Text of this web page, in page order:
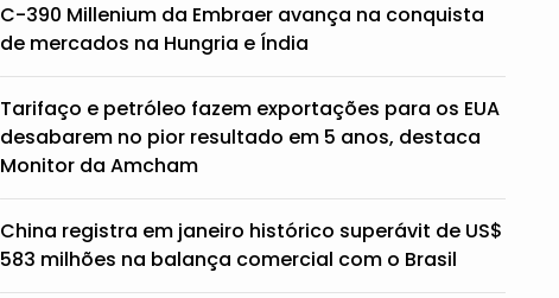
C-390 Millenium da Embraer avança na conquista
de mercados na Hungria e Índia
Tarifaço e petróleo fazem exportações para os EUA
desabarem no pior resultado em 5 anos, destaca
Monitor da Amcham
China registra em janeiro histórico superávit de US$
583 milhões na balança comercial com o Brasil